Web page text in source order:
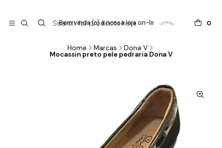
0
Bem vinda (o) à nossa loja on-line !
Home Marcas Dona V
Mocassin preto pele pedraria Dona V